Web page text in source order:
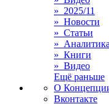
» 2025/11
» Новости
» Статьи
» Аналитика
» Книги
» Видео
Ещё раньше
О
Вконтакте